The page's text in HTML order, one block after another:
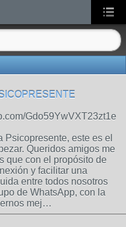
Gdo59YwVXT23zt1e
Psicopresente, este es el
Queridos amigos me
que con el propósito de
y facilitar una
entre todos nosotros
de WhatsApp, con la
mej…